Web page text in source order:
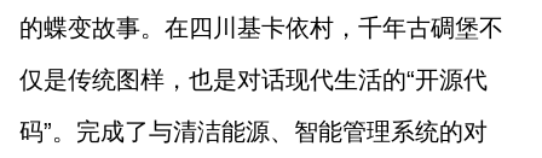
的蝶变故事。在四川基卡依村，千年古碉堡不
仅是传统图样，也是对话现代生活的“开源代
码”。完成了与清洁能源、智能管理系统的对